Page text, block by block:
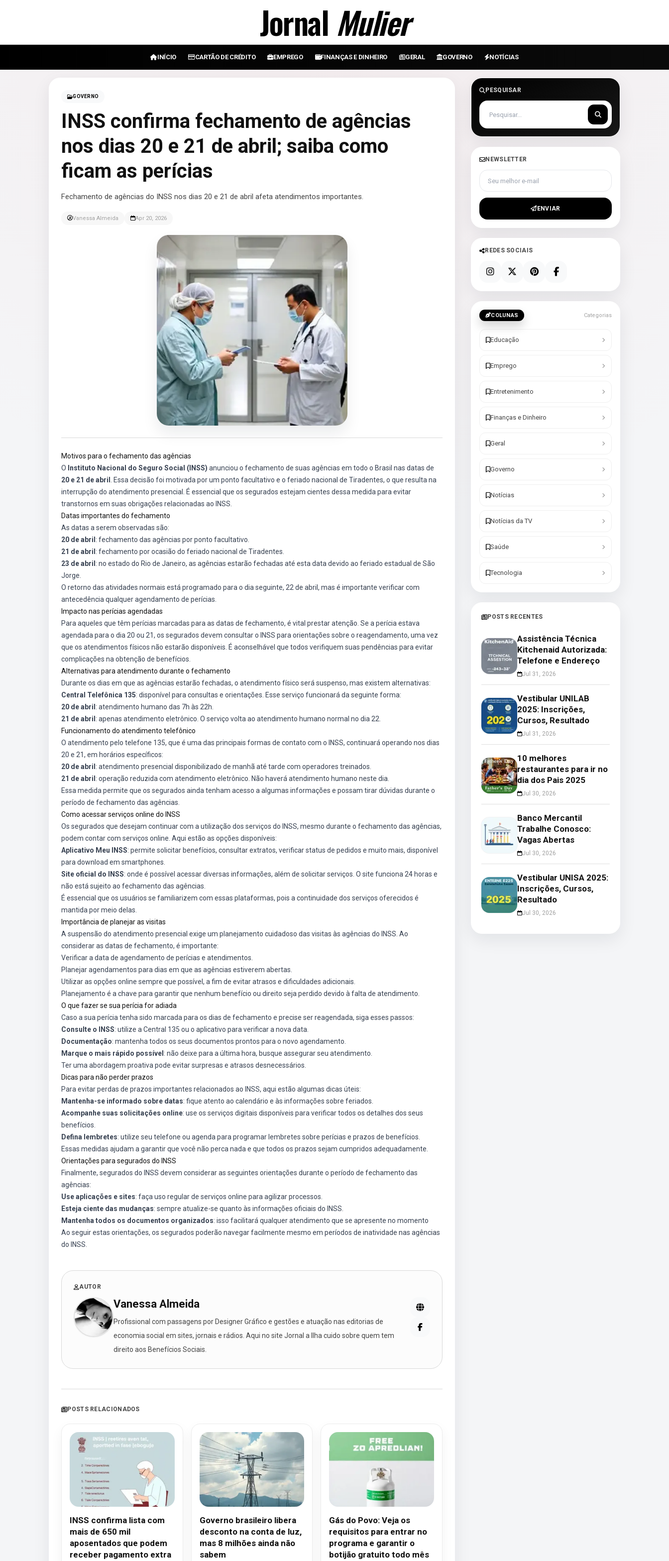
Jornal Mulier
INÍCIO CARTÃO DE CRÉDITO EMPREGO FINANÇAS E DINHEIRO GERAL GOVERNO NOTÍCIAS
GOVERNO
INSS confirma fechamento de agências
nos dias 20 e 21 de abril; saiba como
ficam as perícias
Fechamento de agências do INSS nos dias 20 e 21 de abril afeta atendimentos importantes.
Vanessa Almeida Apr 20, 2026
Motivos para o fechamento das agências
O Instituto Nacional do Seguro Social (INSS) anunciou o fechamento de suas agências em todo o Brasil nas datas de
20 e 21 de abril
. Essa decisão foi motivada por um ponto facultativo e o feriado nacional de Tiradentes, o que resulta na
interrupção do atendimento presencial. É essencial que os segurados estejam cientes dessa medida para evitar
transtornos em suas obrigações relacionadas ao INSS.
Datas importantes do fechamento
As datas a serem observadas são:
20 de abril : fechamento das agências por ponto facultativo.
21 de abril : fechamento por ocasião do feriado nacional de Tiradentes.
23 de abril : no estado do Rio de Janeiro, as agências estarão fechadas até esta data devido ao feriado estadual de São
Jorge.
O retorno das atividades normais está programado para o dia seguinte, 22 de abril, mas é importante verificar com
antecedência qualquer agendamento de perícias.
Impacto nas perícias agendadas
Para aqueles que têm perícias marcadas para as datas de fechamento, é vital prestar atenção. Se a perícia estava
agendada para o dia 20 ou 21, os segurados devem consultar o INSS para orientações sobre o reagendamento, uma vez
que os atendimentos físicos não estarão disponíveis. É aconselhável que todos verifiquem suas pendências para evitar
complicações na obtenção de benefícios.
Alternativas para atendimento durante o fechamento
Durante os dias em que as agências estarão fechadas, o atendimento físico será suspenso, mas existem alternativas:
Central Telefônica 135: disponível para consultas e orientações. Esse serviço funcionará da seguinte forma:
20 de abril : atendimento humano das 7h às 22h.
21 de abril : apenas atendimento eletrônico. O serviço volta ao atendimento humano normal no dia 22.
Funcionamento do atendimento telefônico
O atendimento pelo telefone 135, que é uma das principais formas de contato com o INSS, continuará operando nos dias
20 e 21, em horários específicos:
20 de abril : atendimento presencial disponibilizado de manhã até tarde com operadores treinados.
21 de abril : operação reduzida com atendimento eletrônico. Não haverá atendimento humano neste dia.
Essa medida permite que os segurados ainda tenham acesso a algumas informações e possam tirar dúvidas durante o
período de fechamento das agências.
Como acessar serviços online do INSS
Os segurados que desejam continuar com a utilização dos serviços do INSS, mesmo durante o fechamento das agências,
podem contar com serviços online. Aqui estão as opções disponíveis:
Aplicativo Meu INSS: permite solicitar benefícios, consultar extratos, verificar status de pedidos e muito mais, disponível
para download em smartphones.
Site oficial do INSS: onde é possível acessar diversas informações, além de solicitar serviços. O site funciona 24 horas e
não está sujeito ao fechamento das agências.
É essencial que os usuários se familiarizem com essas plataformas, pois a continuidade dos serviços oferecidos é
mantida por meio delas.
Importância de planejar as visitas
A suspensão do atendimento presencial exige um planejamento cuidadoso das visitas às agências do INSS. Ao
considerar as datas de fechamento, é importante:
Verificar a data de agendamento de perícias e atendimentos.
Planejar agendamentos para dias em que as agências estiverem abertas.
Utilizar as opções online sempre que possível, a fim de evitar atrasos e dificuldades adicionais.
Planejamento é a chave para garantir que nenhum benefício ou direito seja perdido devido à falta de atendimento.
O que fazer se sua perícia for adiada
Caso a sua perícia tenha sido marcada para os dias de fechamento e precise ser reagendada, siga esses passos:
Consulte o INSS: utilize a Central 135 ou o aplicativo para verificar a nova data.
Documentação: mantenha todos os seus documentos prontos para o novo agendamento.
Marque o mais rápido possível : não deixe para a última hora, busque assegurar seu atendimento.
Ter uma abordagem proativa pode evitar surpresas e atrasos desnecessários.
Dicas para não perder prazos
Para evitar perdas de prazos importantes relacionados ao INSS, aqui estão algumas dicas úteis:
Mantenha-se informado sobre datas: fique atento ao calendário e às informações sobre feriados.
Acompanhe suas solicitações online: use os serviços digitais disponíveis para verificar todos os detalhes dos seus
benefícios.
Defina lembretes: utilize seu telefone ou agenda para programar lembretes sobre perícias e prazos de benefícios.
Essas medidas ajudam a garantir que você não perca nada e que todos os prazos sejam cumpridos adequadamente.
Orientações para segurados do INSS
Finalmente, segurados do INSS devem considerar as seguintes orientações durante o período de fechamento das
agências:
Use aplicações e sites: faça uso regular de serviços online para agilizar processos.
Esteja ciente das mudanças: sempre atualize-se quanto às informações oficiais do INSS.
Mantenha todos os documentos organizados: isso facilitará qualquer atendimento que se apresente no momento
Ao seguir estas orientações, os segurados poderão navegar facilmente mesmo em períodos de inatividade nas agências
do INSS.
AUTOR
Vanessa Almeida
Profissional com passagens por Designer Gráfico e gestões e atuação nas editorias de
economia social em sites, jornais e rádios. Aqui no site Jornal a Ilha cuido sobre quem tem
direito aos Benefícios Sociais.
POSTS RELACIONADOS
INSS confirma lista com
mais de 650 mil
aposentados que podem
receber pagamento extra
Governo brasileiro libera
desconto na conta de luz,
mas 8 milhões ainda não
sabem
Gás do Povo: Veja os
requisitos para entrar no
programa e garantir o
botijão gratuito todo mês
PESQUISAR
NEWSLETTER
Seu melhor e-mail
ENVIAR
REDES SOCIAIS
COLUNAS Categorias
Educação
Emprego
Entretenimento
Finanças e Dinheiro
Geral
Governo
Notícias
Notícias da TV
Saúde
Tecnologia
POSTS RECENTES
Assistência Técnica
Kitchenaid Autorizada:
Telefone e Endereço
Jul 31, 2026
Vestibular UNILAB
2025: Inscrições,
Cursos, Resultado
Jul 31, 2026
10 melhores
restaurantes para ir no
dia dos Pais 2025
Jul 30, 2026
Banco Mercantil
Trabalhe Conosco:
Vagas Abertas
Jul 30, 2026
Vestibular UNISA 2025:
Inscrições, Cursos,
Resultado
Jul 30, 2026